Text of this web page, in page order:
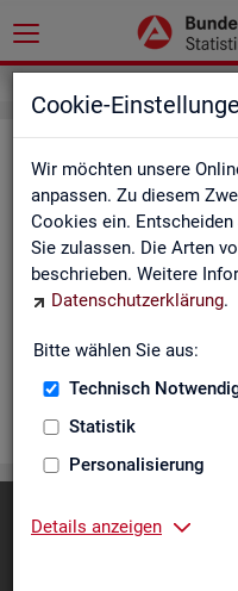
Cookie-
Wir möchten unsere
anpassen. Zu diesem
Cookies ein.
Sie zulassen. Die Arten
beschrieben. Weitere
Datenschutzerklärung.
Bitte wählen Sie aus:
Technisch
Statistik
Personalisierung
Details anzeigen
Rea­li­sier­te
net) -
nal­di­rek­tio­nen,
und
nen über Be­stand,